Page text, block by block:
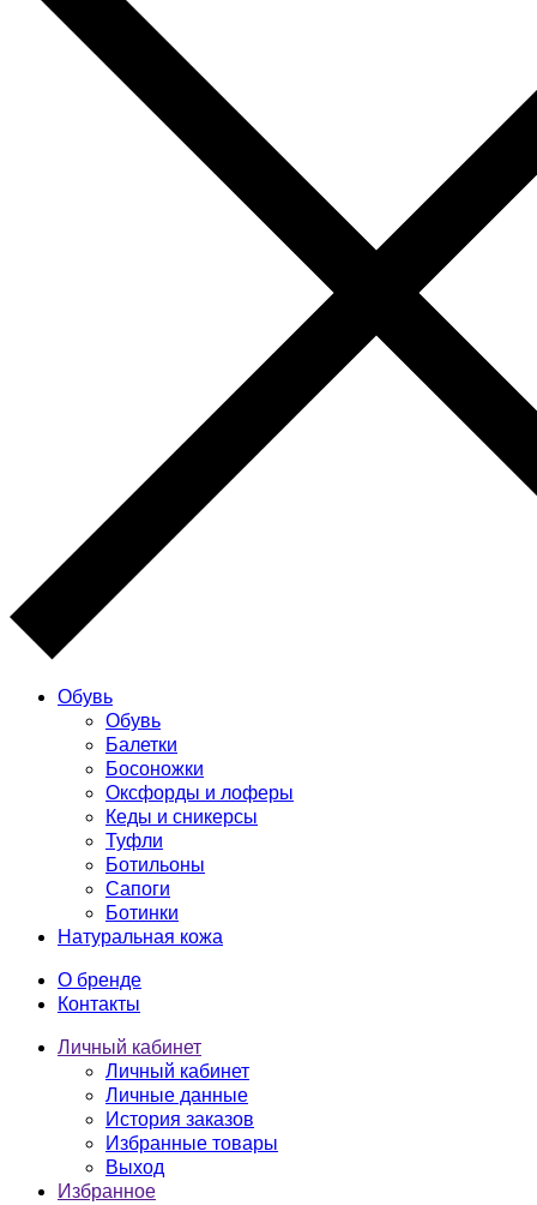
Обувь
Обувь
Балетки
Босоножки
Оксфорды и лоферы
Кеды и сникерсы
Туфли
Ботильоны
Сапоги
Ботинки
Натуральная кожа
О бренде
Контакты
Личный кабинет
Личный кабинет
Личные данные
История заказов
Избранные товары
Выход
Избранное